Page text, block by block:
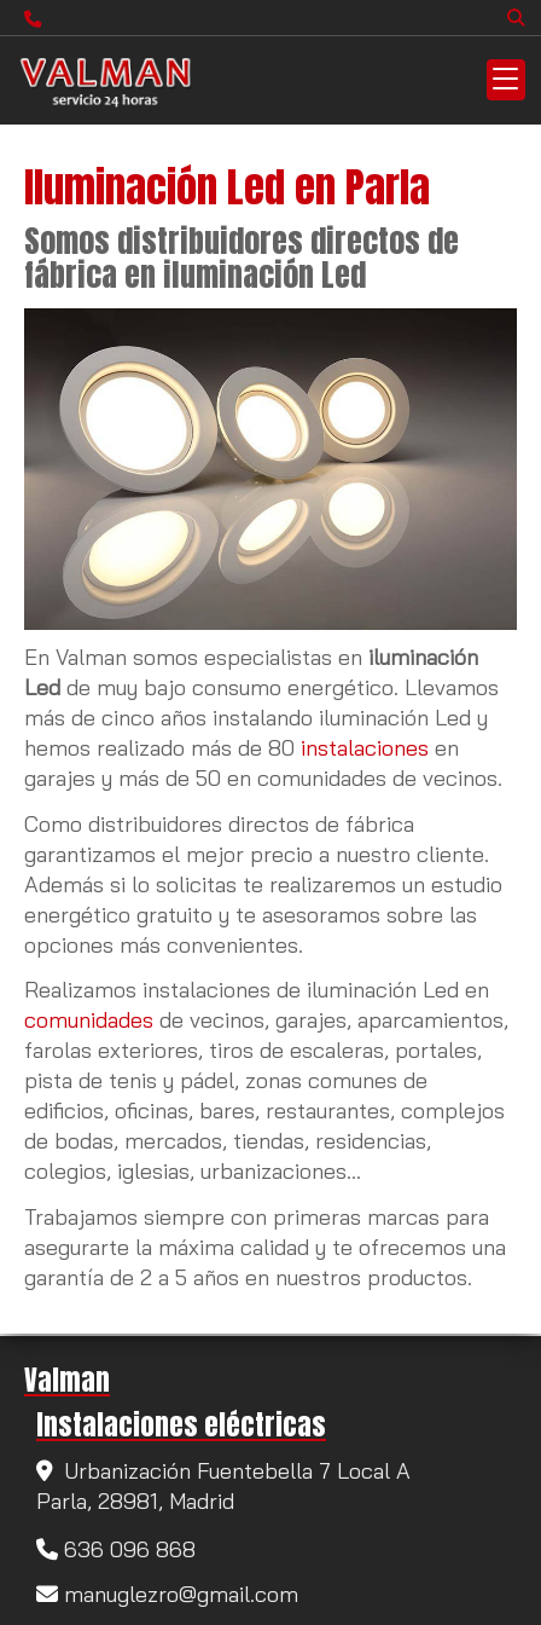
Iluminación Led en Parla
Somos distribuidores directos de
fábrica en iluminación Led
En Valman somos especialistas en iluminación
Led de muy bajo consumo energético. Llevamos
más de cinco años instalando iluminación Led y
hemos realizado más de 80 instalaciones en
garajes y más de 50 en comunidades de vecinos.
Como distribuidores directos de fábrica
garantizamos el mejor precio a nuestro cliente.
Además si lo solicitas te realizaremos un estudio
energético gratuito y te asesoramos sobre las
opciones más convenientes.
Realizamos instalaciones de iluminación Led en
comunidades de vecinos, garajes, aparcamientos,
farolas exteriores, tiros de escaleras, portales,
pista de tenis y pádel, zonas comunes de
edificios, oficinas, bares, restaurantes, complejos
de bodas, mercados, tiendas, residencias,
colegios, iglesias, urbanizaciones...
Trabajamos siempre con primeras marcas para
asegurarte la máxima calidad y te ofrecemos una
garantía de 2 a 5 años en nuestros productos.
Valman
Instalaciones eléctricas
Urbanización Fuentebella 7 Local A
Parla, 28981, Madrid
636 096 868
manuglezro
gmail.com